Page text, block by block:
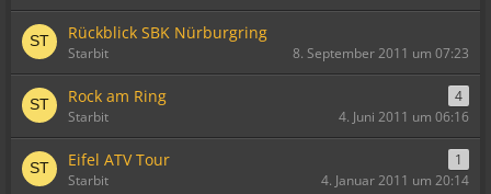
Rückblick SBK Nürburgring
Starbit 8. September 2011 um 07:23
Rock am Ring
4
Starbit
4. Juni 2011 um 06:16
Eifel ATV Tour
1
Starbit
4. Januar 2011 um 20:14